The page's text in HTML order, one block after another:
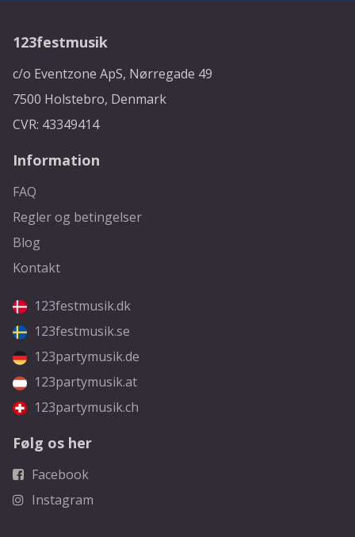
123festmusik
c/o Eventzone ApS, Nørregade 49
7500 Holstebro, Denmark
CVR: 43349414
Information
FAQ
Regler og betingelser
Blog
Kontakt
123festmusik.dk
123festmusik.se
123partymusik.de
123partymusik.at
123partymusik.ch
Følg os her
Facebook
Instagram